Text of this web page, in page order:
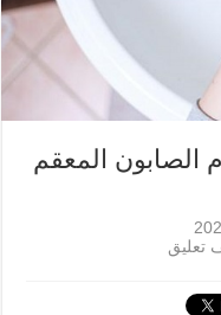
المعقم
تعليق